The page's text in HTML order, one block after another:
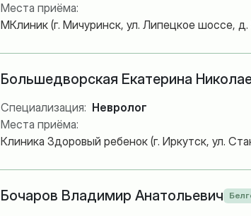
Места приёма:
МКлиник (г. Мичуринск, ул. Липецкое шоссе, д.
Большедворская Екатерина
Специализация: Невролог
Места приёма:
Клиника Здоровый ребенок (г. Иркутск, ул.
Бочаров Владимир Анатольевич